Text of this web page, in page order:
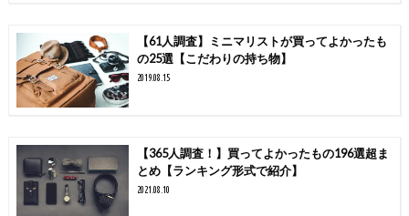
【61人調査】ミニマリストが買ってよかったも
の25選【こだわりの持ち物】
2019.08.15
【365人調査！】買ってよかったもの196選超ま
とめ【ランキング形式で紹介】
2021.08.10